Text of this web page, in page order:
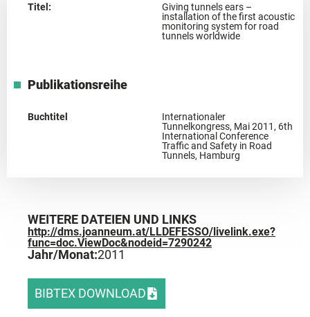
Titel:
Giving tunnels ears –
installation of the first acoustic
monitoring system for road
tunnels worldwide
Publikationsreihe
Buchtitel
Internationaler
Tunnelkongress, Mai 2011, 6th
International Conference
Traffic and Safety in Road
Tunnels, Hamburg
WEITERE DATEIEN UND LINKS
http://dms.joanneum.at/LLDEFESSO/livelink.exe?
func=doc.ViewDoc&nodeid=7290242
Jahr/Monat:2011
BIBTEX DOWNLOAD